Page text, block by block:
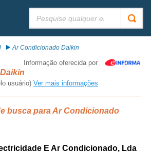
Ar Condicionado Daikin
Informação oferecida por
usuário) Ver mais informações
busca para Ar Condicionado
E Ar Condicionado, Lda